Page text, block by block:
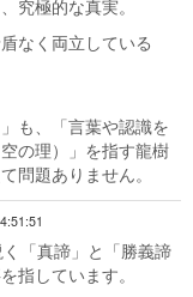
究極的な真実。
なく両立している
も、「言葉や認識を
の理）」を指す龍樹
問題ありません。
「真諦」と「勝義諦
指しています。